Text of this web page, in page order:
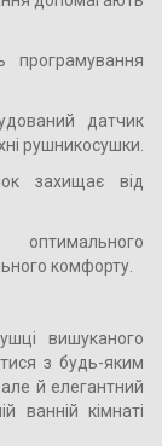
програмування
датчик
рушникосушки.
захищає від
комфорту.
вишуканого
з будь-яким
й елегантний
ванній кімнаті